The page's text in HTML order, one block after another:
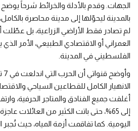
الجهات. وقدم بالأدلة والخرائط شرحاً
بالمدينة ليحوّلها إلى مدينة محاصرة
لم تصادر فقط الأراضي الزراعية، بل عطّلت
العمراني أو الاقتصادي الطبيعي، الأمر
الفلسطيني في المدينة.
الانهيار الكامل للقطاعين السياحي
إلى 65%، حتى باتت الكثير من العائلات
اليومية. كما تفاقمت أزمة المياه، حيث